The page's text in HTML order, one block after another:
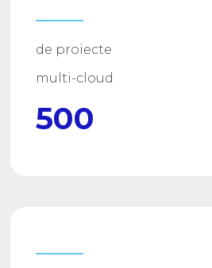
de proiecte
multi-cloud
500